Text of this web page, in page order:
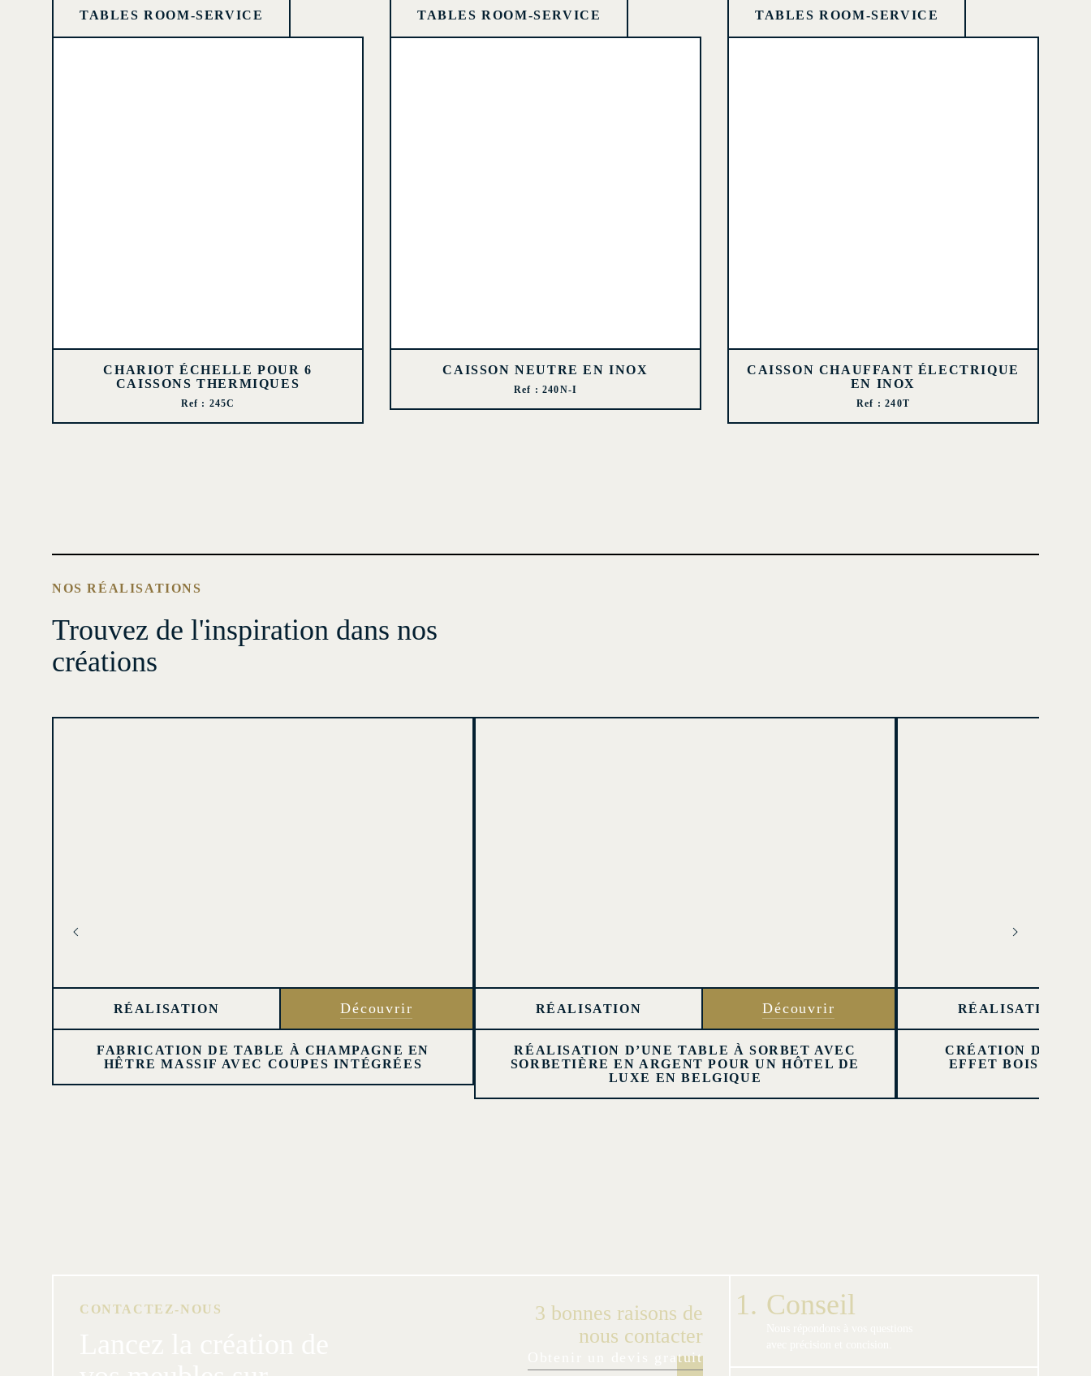
TABLES ROOM-SERVICE
CHARIOT ÉCHELLE POUR 6
CAISSONS THERMIQUES
Ref : 245C
TABLES ROOM-SERVICE
CAISSON NEUTRE EN INOX
Ref : 240N-I
TABLES ROOM-SERVICE
CAISSON CHAUFFANT ÉLECTRIQUE
EN INOX
Ref : 240T
NOS RÉALISATIONS
Trouvez de l'inspiration dans nos
créations
RÉALISATION Découvrir
FABRICATION DE TABLE À CHAMPAGNE EN
HÊTRE MASSIF AVEC COUPES INTÉGRÉES
RÉALISATION Découvrir
RÉALISATION D’UNE TABLE À SORBET AVEC
SORBETIÈRE EN ARGENT POUR UN HÔTEL DE
LUXE EN BELGIQUE
RÉALISATION
CRÉATION D’UNE
EFFET BOIS
CONTACTEZ-NOUS
3 bonnes raisons de
nous contacter
Obtenir un devis gratuit
1. Conseil